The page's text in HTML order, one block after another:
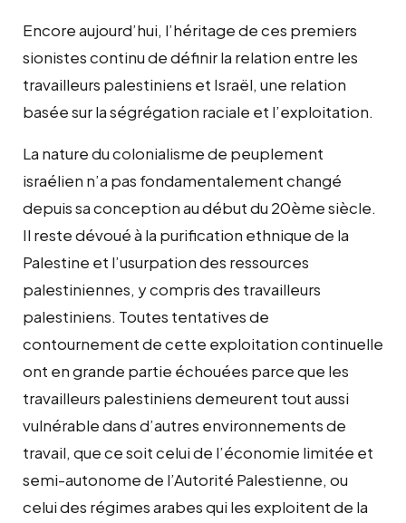
Encore aujourd’hui, l’héritage de ces premiers
sionistes continu de définir la relation entre les
travailleurs palestiniens et Israël, une relation
basée sur la ségrégation raciale et l’exploitation.
La nature du colonialisme de peuplement
israélien n’a pas fondamentalement changé
depuis sa conception au début du 20ème siècle.
Il reste dévoué à la purification ethnique de la
Palestine et l’usurpation des ressources
palestiniennes, y compris des travailleurs
palestiniens. Toutes tentatives de
contournement de cette exploitation continuelle
ont en grande partie échouées parce que les
travailleurs palestiniens demeurent tout aussi
vulnérable dans d’autres environnements de
travail, que ce soit celui de l’économie limitée et
semi-autonome de l’Autorité Palestienne, ou
celui des régimes arabes qui les exploitent de la